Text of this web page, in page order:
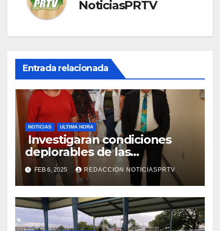
NoticiasPRTV
Entrada relacionada
NOTICIAS ULTIMA HORA
Investigaran condiciones
deplorables de las
facilidades el Departamento
de la Salud en Mayagüez
FEB 6, 2025 REDACCION NOTICIASPRTV